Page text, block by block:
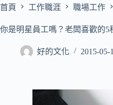
首頁 工作職涯 職場工作
你是明星員工嗎？老闆喜歡的5
好的文化 2015-05-